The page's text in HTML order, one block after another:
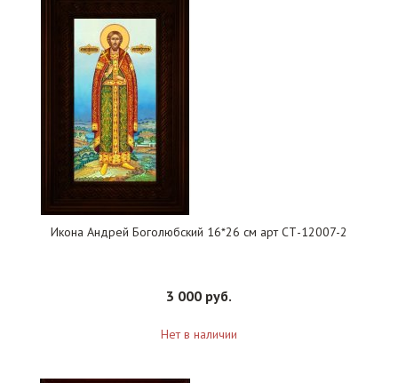
Икона Андрей Боголюбский 16*26 см арт СТ-12007-2
3 000 руб.
Нет в наличии